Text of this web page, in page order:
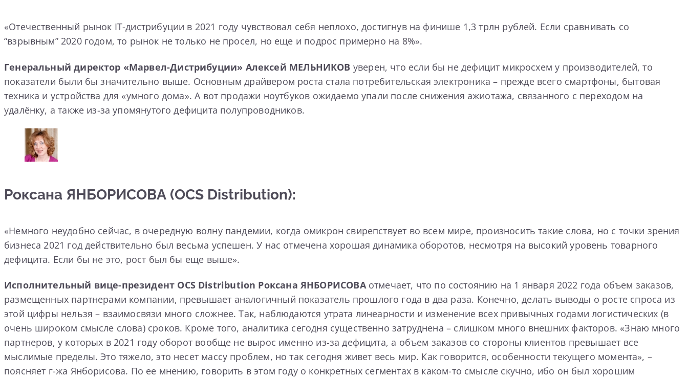
«Отечественный рынок IT-дистрибуции в 2021 году чувствовал себя неплохо, достигнув на финише 1,3 трлн рублей. Если сравнивать со
“взрывным” 2020 годом, то рынок не только не просел, но еще и подрос примерно на 8%».
Генеральный директор «Марвел-Дистрибуции» Алексей МЕЛЬНИКОВ уверен, что если бы не дефицит микросхем у производителей, то
показатели были бы значительно выше. Основным драйвером роста стала потребительская электроника – прежде всего смартфоны, бытовая
техника и устройства для «умного дома». А вот продажи ноутбуков ожидаемо упали после снижения ажиотажа, связанного с переходом на
удалёнку, а также из-за упомянутого дефицита полупроводников.
Роксана ЯНБОРИСОВА (OCS Distribution):
«Немного неудобно сейчас, в очередную волну пандемии, когда омикрон свирепствует во всем мире, произносить такие слова, но с точки зрения
бизнеса 2021 год действительно был весьма успешен. У нас отмечена хорошая динамика оборотов, несмотря на высокий уровень товарного
дефицита. Если бы не это, рост был бы еще выше».
Исполнительный вице-президент OCS Distribution Роксана ЯНБОРИСОВАотмечает, что по состоянию на 1 января 2022 года объем заказов,
размещенных партнерами компании, превышает аналогичный показатель прошлого года в два раза. Конечно, делать выводы о росте спроса из
этой цифры нельзя – взаимосвязи много сложнее. Так, наблюдаются утрата линеарности и изменение всех привычных годами логистических (в
очень широком смысле слова) сроков. Кроме того, аналитика сегодня существенно затруднена – слишком много внешних факторов. «Знаю много
партнеров, у которых в 2021 году оборот вообще не вырос именно из-за дефицита, а объем заказов со стороны клиентов превышает все
мыслимые пределы. Это тяжело, это несет массу проблем, но так сегодня живет весь мир. Как говорится, особенности текущего момента», –
поясняет г-жа Янборисова. По ее мнению, говорить в этом году о конкретных сегментах в каком-то смысле скучно, ибо он был хорошим